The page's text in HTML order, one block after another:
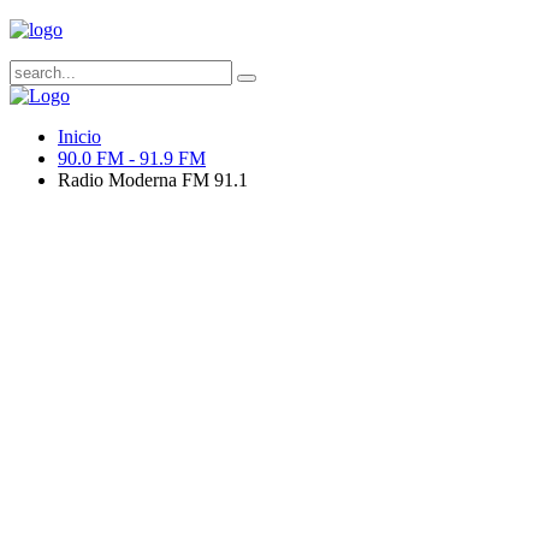
Inicio
90.0 FM - 91.9 FM
Radio Moderna FM 91.1